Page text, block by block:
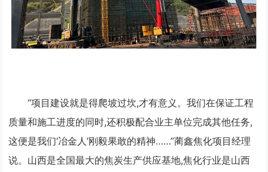
“项目建设就是得爬坡过坎,才有意义。我们在保证工程
质量和施工进度的同时,还积极配合业主单位完成其他任务,
这便是我们‘冶金人’刚毅果敢的精神……”蔺鑫焦化项目经理
说。山西是全国最大的焦炭生产供应基地,焦化行业是山西